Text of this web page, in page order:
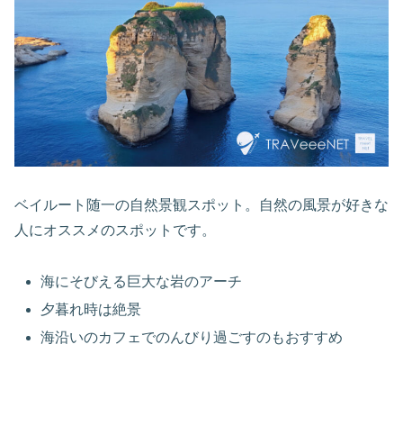
ベイルート随一の自然景観スポット。自然の風景が好きな
人にオススメのスポットです。
海にそびえる巨大な岩のアーチ
夕暮れ時は絶景
海沿いのカフェでのんびり過ごすのもおすすめ